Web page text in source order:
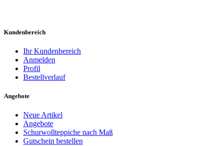
Kundenbereich
Ihr Kundenbereich
Anmelden
Profil
Bestellverlauf
Angebote
Neue Artikel
Angebote
Schurwollteppiche nach Maß
Gutschein bestellen